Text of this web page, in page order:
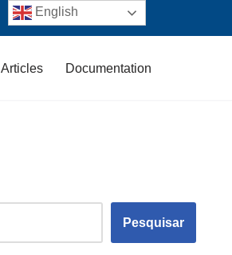
Articles Documentation
Pesquisar
English